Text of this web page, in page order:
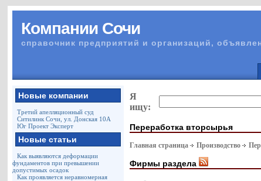
Компании Сочи
справочник предприятий и организаций,
Новые компании
Третий апелляционный суд
Ситилинк Сочи, ул. Донская 10А
Юг Проект Эксперт
Новые статьи
Как выявляются деформации
фундаментов при превышении
допустимых осадок
Как проявляется неравномерная
Я
ищу:
Переработка вторсырья
Главная страница Производство
Фирмы раздела